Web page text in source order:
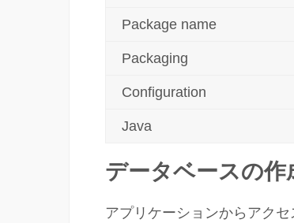
Package name
Packaging
Configuration
Java
データベースの作
アプリケーションからアク